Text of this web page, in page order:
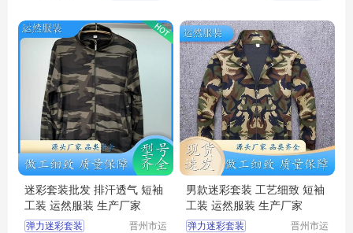
军训迷彩服
迷彩圆领短袖
迷彩套装批发 排汗透气 短袖
工装 运然服装 生产厂家
弹力迷彩套装
晋州市运
男款迷彩套装 工艺细致 短袖
工装 运然服装 生产厂家
弹力迷彩套装
晋州市运